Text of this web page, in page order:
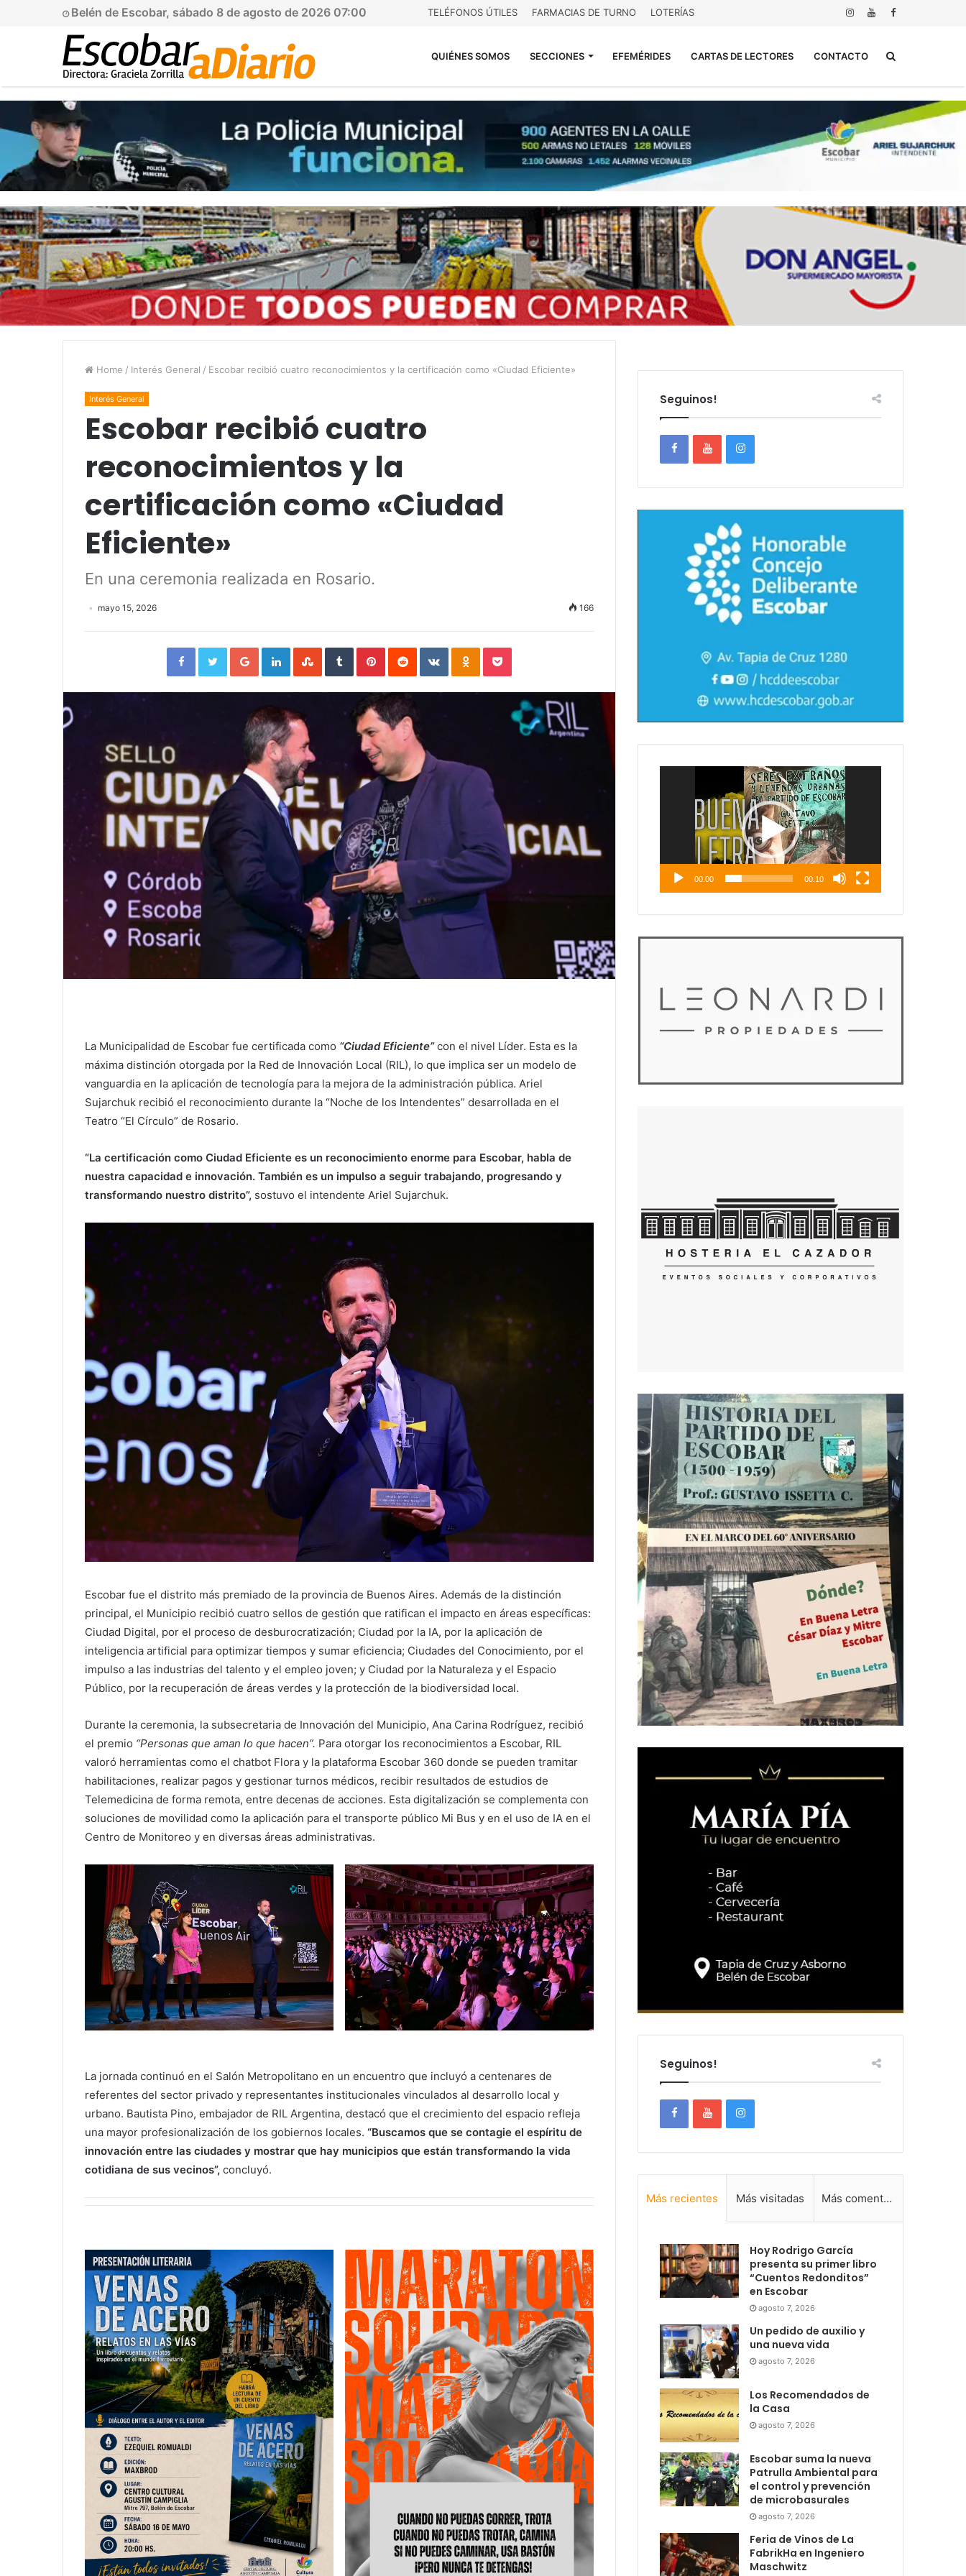
Belén de Escobar, sábado 8 de agosto de 2026 07:00 TELÉFONOS ÚTILES FARMACIAS DE TURNO LOTERÍAS
QUIÉNES SOMOS SECCIONES EFEMÉRIDES CARTAS DE LECTORES CONTACTO
Home / Interés General / Escobar recibió cuatro reconocimientos y la certificación como «Ciudad Eficiente»
Interés General
Escobar recibió cuatro
reconocimientos y la
certificación como «Ciudad
Eficiente»
En una ceremonia realizada en Rosario.
mayo 15, 2026 166
FacebookTwitterGoogle+LinkedInStumbleUpon
TumblrPinterestReddit VKontakteOdnoklassniki
Pocket
La Municipalidad de Escobar fue certificada como “Ciudad Eficiente” con el nivel Líder. Esta es la
máxima distinción otorgada por la Red de Innovación Local (RIL), lo que implica ser un modelo de
vanguardia en la aplicación de tecnología para la mejora de la administración pública. Ariel
Sujarchuk recibió el reconocimiento durante la “Noche de los Intendentes” desarrollada en el
Teatro “El Círculo” de Rosario.
“La certificación como Ciudad Eficiente es un reconocimiento enorme para Escobar, habla de
nuestra capacidad e innovación. También es un impulso a seguir trabajando, progresando y
transformando nuestro distrito”, sostuvo el intendente Ariel Sujarchuk.
­Escobar fue el distrito más premiado de la provincia de Buenos Aires. Además de la distinción
principal, el Municipio recibió cuatro sellos de gestión que ratifican el impacto en áreas específicas:
Ciudad Digital, por el proceso de desburocratización; Ciudad por la IA, por la aplicación de
inteligencia artificial para optimizar tiempos y sumar eficiencia; Ciudades del Conocimiento, por el
impulso a las industrias del talento y el empleo joven; y Ciudad por la Naturaleza y el Espacio
Público, por la recuperación de áreas verdes y la protección de la biodiversidad local.
Durante la ceremonia, la subsecretaria de Innovación del Municipio, Ana Carina Rodríguez, recibió
el premio “Personas que aman lo que hacen”. Para otorgar los reconocimientos a Escobar, RIL
valoró herramientas como el chatbot Flora y la plataforma Escobar 360 donde se pueden tramitar
habilitaciones, realizar pagos y gestionar turnos médicos, recibir resultados de estudios de
Telemedicina de forma remota, entre decenas de acciones. Esta digitalización se complementa con
soluciones de movilidad como la aplicación para el transporte público Mi Bus y en el uso de IA en el
Centro de Monitoreo y en diversas áreas administrativas.
La jornada continuó en el Salón Metropolitano en un encuentro que incluyó a centenares de
referentes del sector privado y representantes institucionales vinculados al desarrollo local y
urbano. Bautista Pino, embajador de RIL Argentina, destacó que el crecimiento del espacio refleja
una mayor profesionalización de los gobiernos locales. “Buscamos que se contagie el espíritu de
innovación entre las ciudades y mostrar que hay municipios que están transformando la vida
cotidiana de sus vecinos”, concluyó.
Seguinos!
00:00 00:10
Seguinos!
Más recientes Más visitadas Más comentadas
Hoy Rodrigo García
presenta su primer libro
“Cuentos Redonditos”
en Escobar
agosto 7, 2026
Un pedido de auxilio y
una nueva vida
agosto 7, 2026
Los Recomendados de
la Casa
agosto 7, 2026
Escobar suma la nueva
Patrulla Ambiental para
el control y prevención
de microbasurales
agosto 7, 2026
Feria de Vinos de La
FabrikHa en Ingeniero
Maschwitz